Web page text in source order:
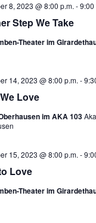
Step We Take
8, 2023 @ 8:00 p.m. -9:00
Theater im
Love
14, 2023 @ 8:00 p.m. -
im AKA 103
Love
15, 2023 @ 8:00 p.m. -
Theater im